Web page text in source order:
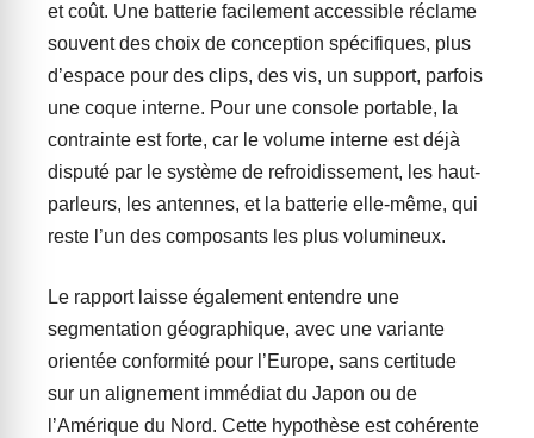
et coût. Une batterie facilement accessible réclame
souvent des choix de conception spécifiques, plus
d’espace pour des clips, des vis, un support, parfois
une coque interne. Pour une console portable, la
contrainte est forte, car le volume interne est déjà
disputé par le système de refroidissement, les haut-
parleurs, les antennes, et la batterie elle-même, qui
reste l’un des composants les plus volumineux.
Le rapport laisse également entendre une
segmentation géographique, avec une variante
orientée conformité pour l’Europe, sans certitude
sur un alignement immédiat du Japon ou de
l’Amérique du Nord. Cette hypothèse est cohérente